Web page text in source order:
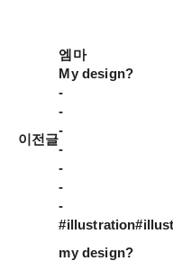
이전글
엠마
My design?
-
-
-
-
-
-
-
my design?